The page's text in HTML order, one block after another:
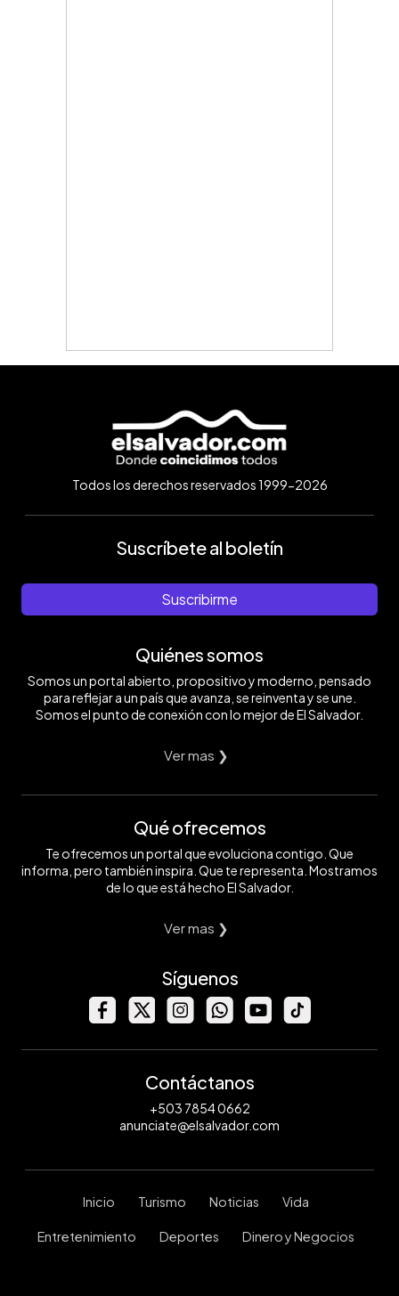
Todos los derechos reservados 1999-2026
Suscríbete al boletín
Suscribirme
Quiénes somos
Somos un portal abierto, propositivo y moderno, pensado
para reflejar a un país que avanza, se reinventa y se une.
Somos el punto de conexión con lo mejor de El Salvador.
Ver mas ❯
Qué ofrecemos
Te ofrecemos un portal que evoluciona contigo. Que
informa, pero también inspira. Que te representa. Mostramos
de lo que está hecho El Salvador.
Ver mas ❯
Síguenos
Contáctanos
+503 7854 0662
anunciate@elsalvador.com
Inicio Turismo Noticias Vida
Entretenimiento Deportes Dinero y Negocios